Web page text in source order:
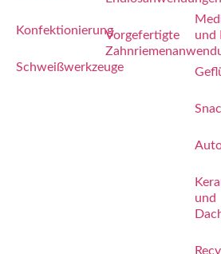
Konfektionierung
Schweißwerkzeuge
Vorgefertigte
und
und